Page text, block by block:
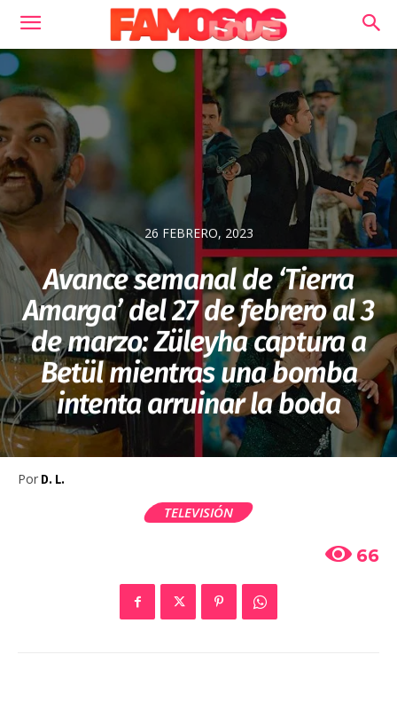
26 FEBRERO, 2023
Avance semanal de ‘Tierra
Amarga’ del 27 de febrero al 3
de marzo: Züleyha captura a
Betül mientras una bomba
intenta arruinar la boda
Por D. L.
TELEVISIÓN
66